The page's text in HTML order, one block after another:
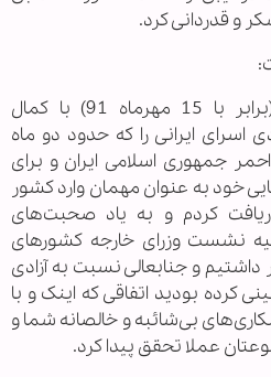
و قدردانی کرد.
شنبه ششم اکتبر 2012 (برابر با 15 مهرماه 91) با کمال
ایرانی را که حدود دو ماه
جمهوری اسلامی ایران و برای
خود به عنوان مهمان وارد کشور
کردم و به یاد صحبت‌های
نشست وزرای خارجه کشورهای
داشتیم و جنابعالی نسبت به آزادی
کرده بودید اتفاقی که اینک و با
بی‌شائبه و خالصانه شما و
عملا تحقق پیدا کرد.